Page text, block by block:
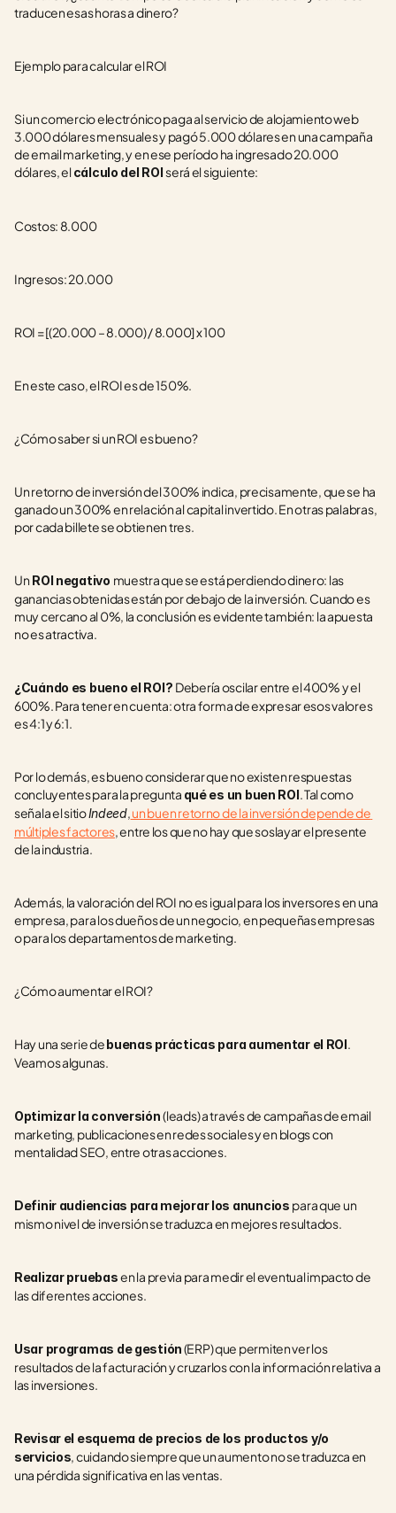
traducen esas horas a dinero?
Ejemplo para calcular el ROI
Si un comercio electrónico paga al servicio de alojamiento web
3.000 dólares mensuales y pagó 5.000 dólares en una campaña
de email marketing, y en ese período ha ingresado 20.000
dólares, el cálculo del ROI será el siguiente:
Costos: 8.000
Ingresos: 20.000
ROI = [(20.000 – 8.000) / 8.000] x 100
En este caso, el ROI es de 150%.
¿Cómo saber si un ROI es bueno?
Un retorno de inversión del 300% indica, precisamente, que se ha
ganado un 300% en relación al capital invertido. En otras palabras,
por cada billete se obtienen tres.
Un ROI negativo muestra que se está perdiendo dinero: las
ganancias obtenidas están por debajo de la inversión. Cuando es
muy cercano al 0%, la conclusión es evidente también: la apuesta
no es atractiva.
¿Cuándo es bueno el ROI? Debería oscilar entre el 400% y el
600%. Para tener en cuenta: otra forma de expresar esos valores
es 4:1 y 6:1.
Por lo demás, es bueno considerar que no existen respuestas
concluyentes para la pregunta qué es un buen ROI. Tal como
señala el sitio Indeed, un buen retorno de la inversión depende de
múltiples factores, entre los que no hay que soslayar el presente
de la industria.
Además, la valoración del ROI no es igual para los inversores en una
empresa, para los dueños de un negocio, en pequeñas empresas
o para los departamentos de marketing.
¿Cómo aumentar el ROI?
Hay una serie de buenas prácticas para aumentar el ROI.
Veamos algunas.
Optimizar la conversión (leads) a través de campañas de email
marketing, publicaciones en redes sociales y en blogs con
mentalidad SEO, entre otras acciones.
Definir audiencias para mejorar los anuncios para que un
mismo nivel de inversión se traduzca en mejores resultados.
Realizar pruebas en la previa para medir el eventual impacto de
las diferentes acciones.
Usar programas de gestión (ERP) que permiten ver los
resultados de la facturación y cruzarlos con la información relativa a
las inversiones.
Revisar el esquema de precios de los productos y/o
servicios, cuidando siempre que un aumento no se traduzca en
una pérdida significativa en las ventas.